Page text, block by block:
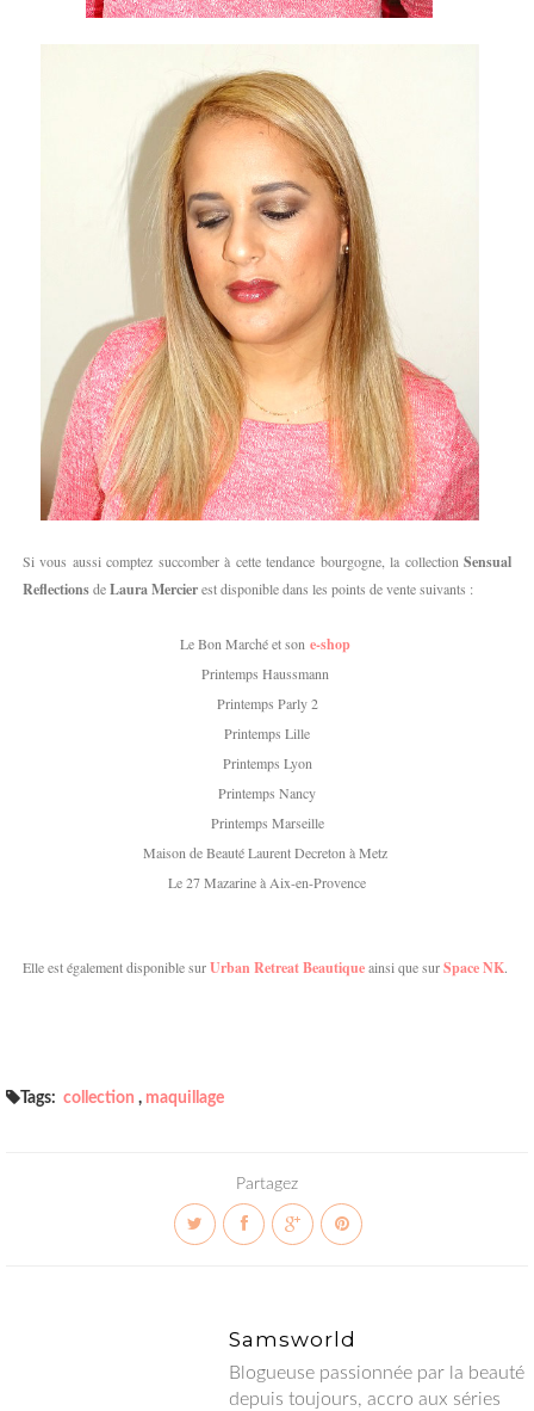
Si vous aussi comptez succomber à cette tendance bourgogne, la collection Sensual
ReflectionsdeLaura Mercierest disponible dans les points de vente suivants :
Le Bon Marché et son e-shop
Printemps Haussmann
Printemps Parly 2
Printemps Lille
Printemps Lyon
Printemps Nancy
Printemps Marseille
Maison de Beauté Laurent Decreton à Metz
Le 27 Mazarine à Aix-en-Provence
Elle est également disponible surUrban Retreat Beautiqueainsi que surSpace NK.
Tags: collection , maquillage
Partagez
Blogueuse passionnée par la beauté depuis toujours, accro aux
séries télé, à la bonne bouffe et globtrotteuse en herbe.